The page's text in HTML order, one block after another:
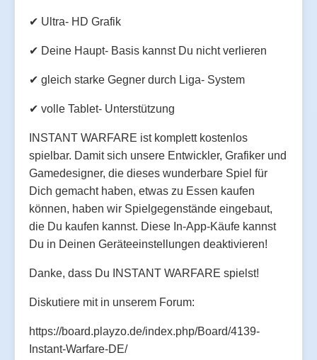
✔ Ultra- HD Grafik
✔ Deine Haupt- Basis kannst Du nicht verlieren
✔ gleich starke Gegner durch Liga- System
✔ volle Tablet- Unterstützung
INSTANT WARFARE ist komplett kostenlos
spielbar. Damit sich unsere Entwickler, Grafiker und
Gamedesigner, die dieses wunderbare Spiel für
Dich gemacht haben, etwas zu Essen kaufen
können, haben wir Spielgegenstände eingebaut,
die Du kaufen kannst. Diese In-App-Käufe kannst
Du in Deinen Geräteeinstellungen deaktivieren!
Danke, dass Du INSTANT WARFARE spielst!
Diskutiere mit in unserem Forum:
https://board.playzo.de/index.php/Board/4139-
Instant-Warfare-DE/